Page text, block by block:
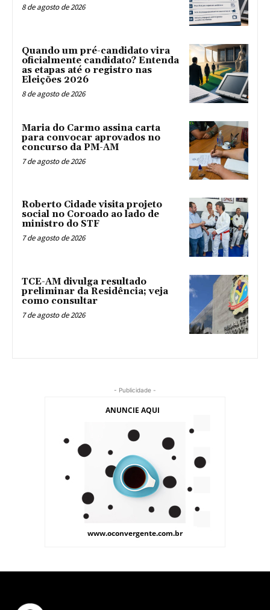
8 de agosto de 2026
Quando um pré-candidato vira
oficialmente candidato? Entenda
as etapas até o registro nas
Eleições 2026
8 de agosto de 2026
Maria do Carmo assina carta
para convocar aprovados no
concurso da PM-AM
7 de agosto de 2026
Roberto Cidade visita projeto
social no Coroado ao lado de
ministro do STF
7 de agosto de 2026
TCE-AM divulga resultado
preliminar da Residência; veja
como consultar
7 de agosto de 2026
- Publicidade -